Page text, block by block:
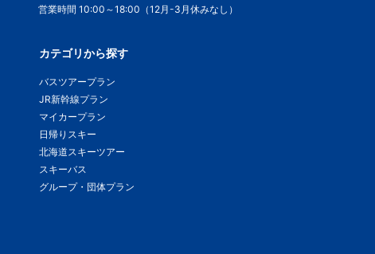
営業時間 10:00～18:00（12月-3月休みなし）
カテゴリから探す
バスツアープラン
JR新幹線プラン
マイカープラン
日帰りスキー
北海道スキーツアー
スキーバス
グループ・団体プラン